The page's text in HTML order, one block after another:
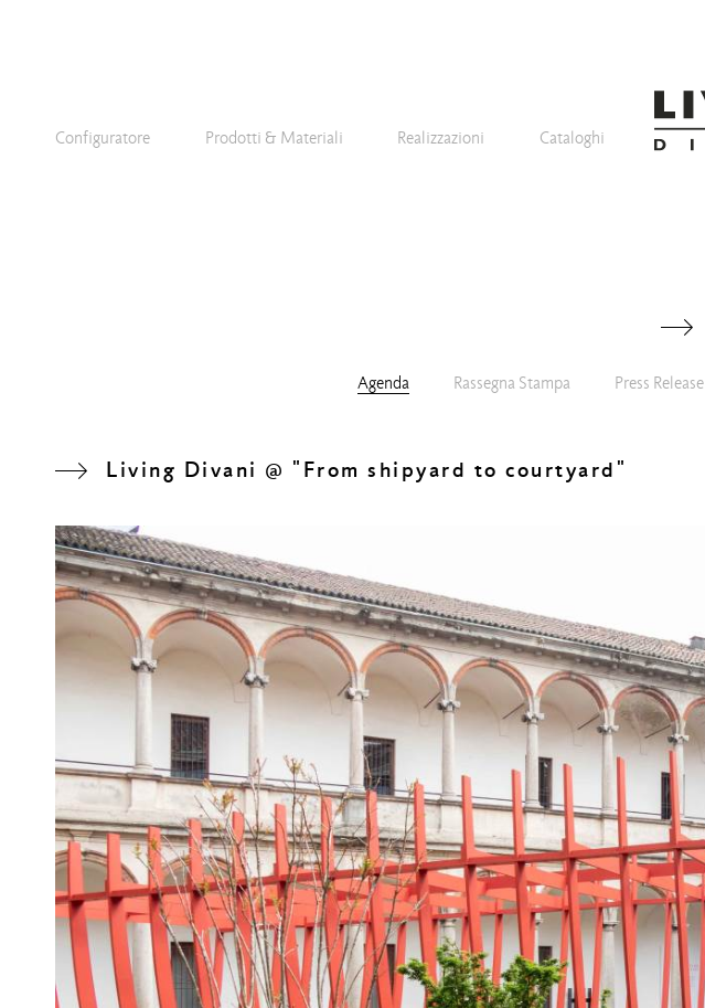
Configuratore Prodotti & Materiali Realizzazioni Cataloghi
Agenda Rassegna Stampa Press Release
Living Divani @ "From shipyard to courtyard"